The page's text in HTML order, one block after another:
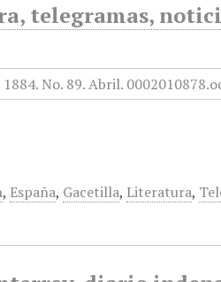
telegramas,
, España, Gacetilla, Literatura,